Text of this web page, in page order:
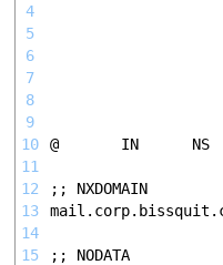
4
5
6
7
8
9
10
11
12
13
14
15
3H ;
15 ;
1w ;
3h ;
@       IN
;; NXDOMAIN
;; NODATA